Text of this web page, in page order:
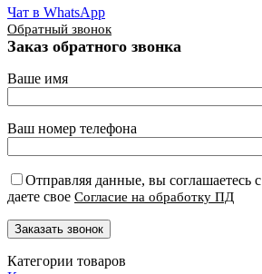
Чат в WhatsApp
Обратный звонок
Заказ обратного звонка
Ваше имя
Ваш номер телефона
Отправляя данные, вы соглашаетесь с
даете свое Согласие на обработку ПД
Категории товаров